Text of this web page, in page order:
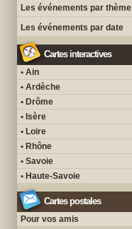
Les événements par thème
Les événements par date
Cartes interactives
• Ain
• Ardèche
• Drôme
• Isère
• Loire
• Rhône
• Savoie
• Haute-Savoie
Cartes postales
Pour vos amis